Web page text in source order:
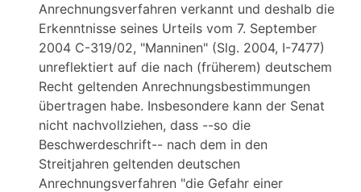
Anrechnungsverfahren verkannt und deshalb die
Erkenntnisse seines Urteils vom 7. September
2004 C-319/02, "Manninen" (Slg. 2004, I-7477)
unreflektiert auf die nach (früherem) deutschem
Recht geltenden Anrechnungsbestimmungen
übertragen habe. Insbesondere kann der Senat
nicht nachvollziehen, dass --so die
Beschwerdeschrift-- nach dem in den
Streitjahren geltenden deutschen
Anrechnungsverfahren "die Gefahr einer